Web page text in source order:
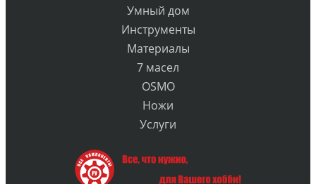
Умный дом
Инструменты
Материалы
7 масел
OSMO
Ножи
Услуги